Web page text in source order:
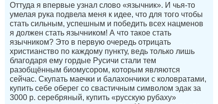
Оттуда я впервые узнал слово «язычник». И чья-то
умелая рука подвела меня к идее, что для того чтобы
стать сильным, успешным и победить всех нацменов
я должен стать язычником! А что такое стать
язычником? Это в первую очередь отрицать
христианство по каждому пункту, ведь только лишь
благодаря ему гордые Русичи стали тем
разобщённым биомусором, которым являются
сейчас. Скупать маечки и балахончики с коловратами,
купить себе оберег со свастичным символом эдак за
3000 р. серебряный, купить «русскую рубаху»